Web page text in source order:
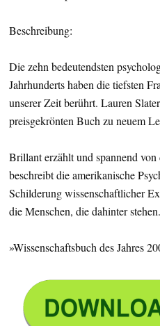
Beschreibung:
Die zehn bedeutendsten
Jahrhunderts haben die tiefsten
unserer Zeit berührt. Lauren
preisgekrönten Buch zu neuem
Brillant erzählt und spannend von
beschreibt die amerikanische
Schilderung wissenschaftlicher
die Menschen, die dahinter stehen.
»Wissenschaftsbuch des Jahres